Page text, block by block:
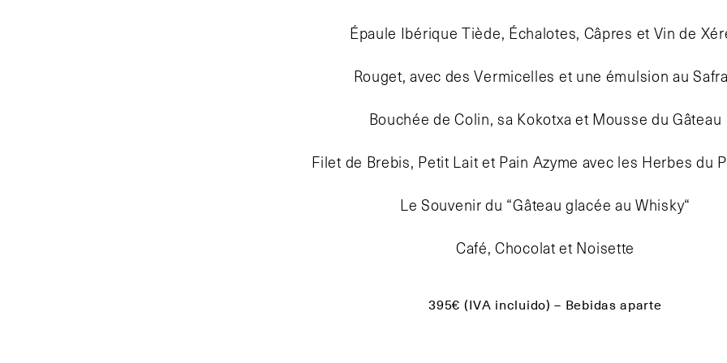
Épaule Ibérique Tiède, Échalotes, Câpres et Vin de
Rouget, avec des Vermicelles et une émulsion au
Bouchée de Colin, sa Kokotxa et Mousse du Gâteau
Filet de Brebis, Petit Lait et Pain Azyme avec les Herbes du
Le Souvenir du “Gâteau glacée au Whisky“
Café, Chocolat et Noisette
395€ (IVA incluido) – Bebidas aparte